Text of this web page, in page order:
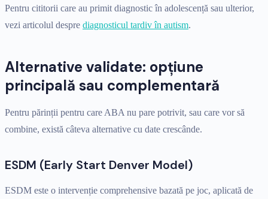
Pentru cititorii care au primit diagnostic în adolescență sau ulterior,
vezi articolul despre diagnosticul tardiv în autism.
Alternative validate: opțiune
principală sau complementară
Pentru părinții pentru care ABA nu pare potrivit, sau care vor să
combine, există câteva alternative cu date crescânde.
ESDM (Early Start Denver Model)
ESDM este o intervenție comprehensive bazată pe joc, aplicată de